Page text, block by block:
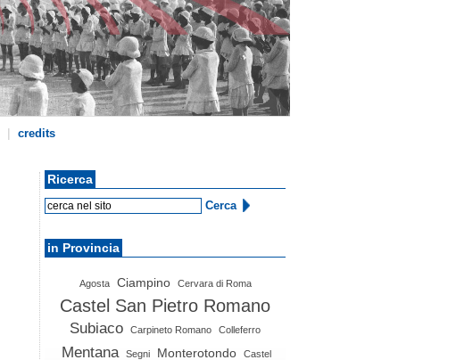
| credits
Ricerca
in Provincia
Agosta Ciampino Cervara di Roma
Castel San Pietro Romano
Subiaco Carpineto Romano Colleferro
Mentana Segni Monterotondo Castel